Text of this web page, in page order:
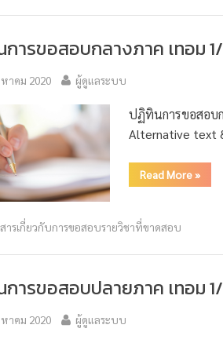
ารขอสอบกลางภาค เทอม
หาคม 2020 ผู้ดูแลระบบ
ปฏิทินการขอสอบ
Alternative text
Read More»
ารเกี่ยวกับการขอสอบรายวิชาที่ขาดสอบ
ารขอสอบปลายภาค เทอม
หาคม 2020 ผู้ดูแลระบบ